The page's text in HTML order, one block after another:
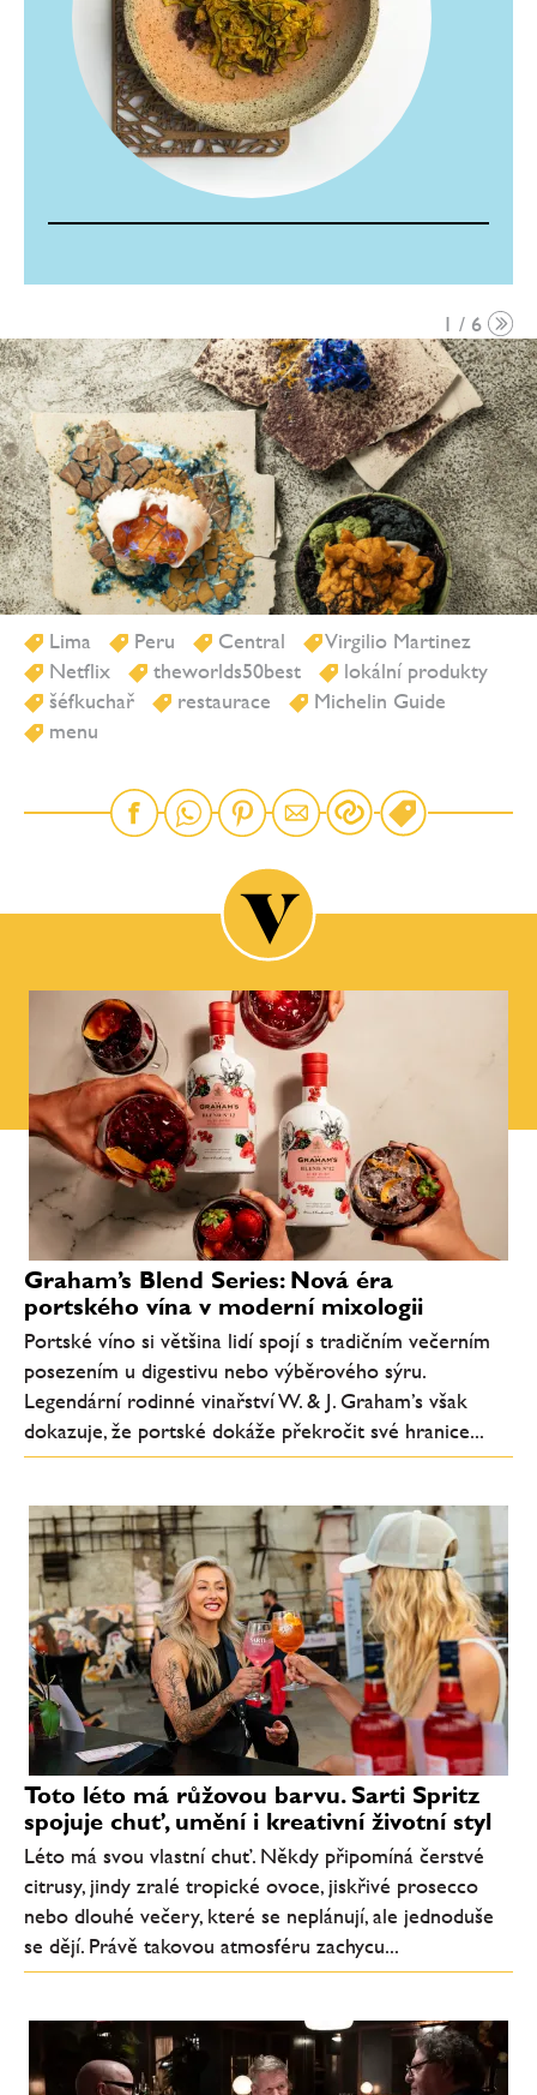
1 / 6
Lima Peru Central
Virgilio Martinez
Netflix
theworlds50best
lokální produkty
šéfkuchař
restaurace
Michelin Guide
menu
Graham’s Blend Series: Nová éra
portského vína v moderní mixologii
Portské víno si většina lidí spojí s tradičním večerním
posezením u digestivu nebo výběrového sýru.
Legendární rodinné vinařství W. & J. Graham’s však
dokazuje, že portské dokáže překročit své hranice...
Toto léto má růžovou barvu. Sarti Spritz
spojuje chuť, umění i kreativní životní styl
Léto má svou vlastní chuť. Někdy připomíná čerstvé
citrusy, jindy zralé tropické ovoce, jiskřivé prosecco
nebo dlouhé večery, které se neplánují, ale jednoduše
se dějí. Právě takovou atmosféru zachycu...